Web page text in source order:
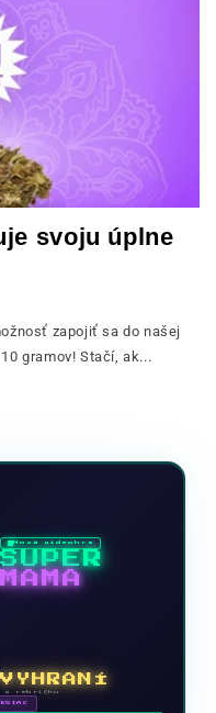
svoju úplne
zapojiť sa do našej
gramov! Stačí, ak...
Nová videohra
SUPER
MAMA
v rebríčku